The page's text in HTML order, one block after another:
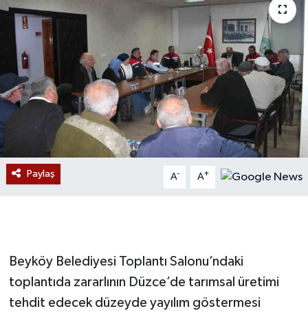
Paylaş A- A+
Beyköy Belediyesi Toplantı Salonu’ndaki
toplantıda zararlının Düzce’de tarımsal üretimi
tehdit edecek düzeyde yayılım göstermesi
Bolu
ÇEVRE
BİLİM VE TEKNOLOJİ
DUNYA
Düzce
Eğitim
Genel
Gökçebey